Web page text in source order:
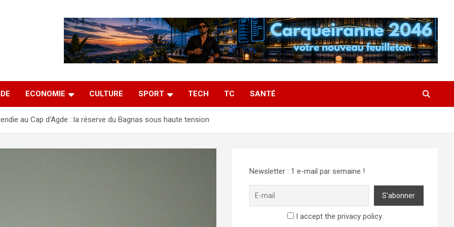
ECONOMIE CULTURE SPORT TECH TC SANTÉ
au Cap d’Agde : la réserve du Bagnas sous haute tension
Newsletter : 1 e-mail par semaine !
I accept the privacy policy